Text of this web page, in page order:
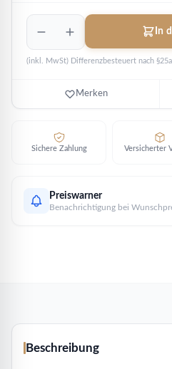
White
Greyhound
of
Richmond
Menge
In
(inkl. MwSt) Differenzbesteuert nach §25a
Merken
Sichere Zahlung Versicherter
Preiswarner
Benachrichtigung bei
Beschreibung